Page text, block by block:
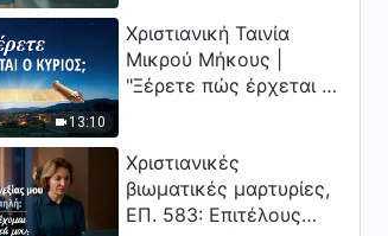
ανθρωπότητα. Έχεις
βρει τρόπο να
επιβιώσεις;
απόλαυση της χάρης;
13:10
Χριστιανική Ταινία
Μικρού Μήκους |
"Ξέρετε πώς έρχεται ο
Χριστιανικές
βιωματικές μαρτυρίες,
ΕΠ. 583: Επιτέλους